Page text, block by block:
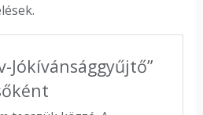
Jókívánsággyűjtő”